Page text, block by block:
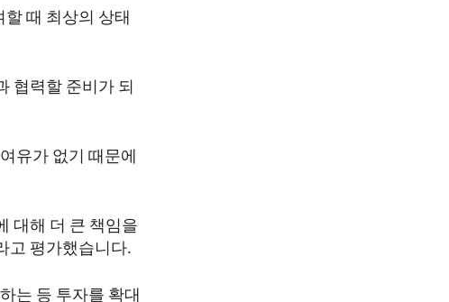
때 최상의 상태
협력할 준비가 되
유가 없기 때문에
대해 더 큰 책임을
고 평가했습니다.
는 등 투자를 확대